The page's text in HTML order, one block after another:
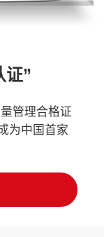
证”
管理合格证
为中国首家